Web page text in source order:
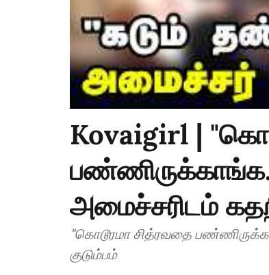
Kovaigirl |
அமைச்சரிடம்
"கொடூரமா சித்ரவதை
குடும்பம்